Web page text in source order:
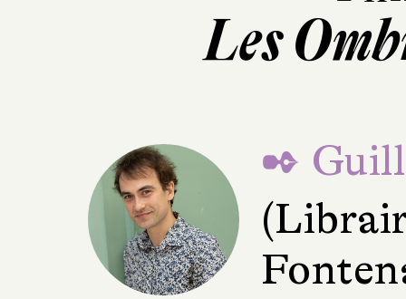
Les
✒